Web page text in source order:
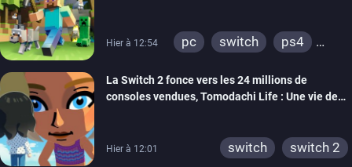
Hier à 12:54 pc switch
ps4
wiiu
3ds
ps3
xbox 360
switch 2
La Switch 2 fonce vers les 24 millions de
consoles vendues, Tomodachi Life : Une vie de
Hier à 12:01 switch switch 2